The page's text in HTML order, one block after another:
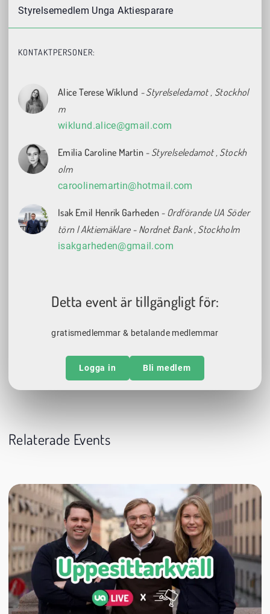
Styrelsemedlem Unga Aktiesparare
KONTAKTPERSONER:
Alice Terese Wiklund - Styrelseledamot , Stockhol
m
wiklund.alice@gmail.com
Emilia Caroline Martin - Styrelseledamot , Stockh
olm
caroolinemartin@hotmail.com
Isak Emil Henrik Garheden - Ordförande UA Söder
törn l Aktiemäklare - Nordnet Bank, Stockholm
isakgarheden@gmail.com
Detta event är tillgängligt för:
gratismedlemmar & betalande medlemmar
Logga in Bli medlem
Relaterade Events